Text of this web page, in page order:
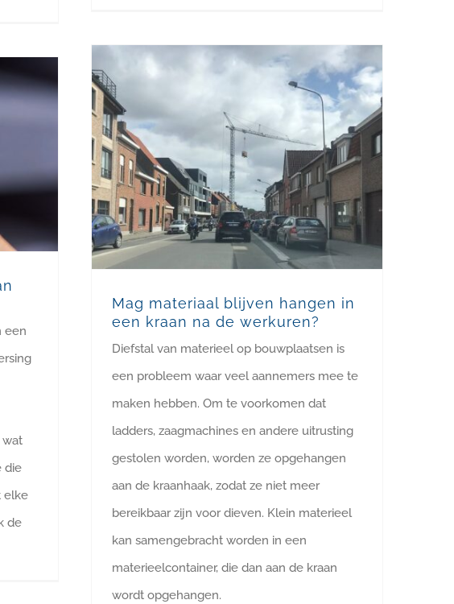
Mag materiaal blijven hangen in
een kraan na de werkuren?
Diefstal van materieel op bouwplaatsen is
een probleem waar veel aannemers mee te
maken hebben. Om te voorkomen dat
ladders, zaagmachines en andere uitrusting
gestolen worden, worden ze opgehangen
aan de kraanhaak, zodat ze niet meer
bereikbaar zijn voor dieven. Klein materieel
kan samengebracht worden in een
materieelcontainer, die dan aan de kraan
wordt opgehangen.
een
wat
die
elke
de